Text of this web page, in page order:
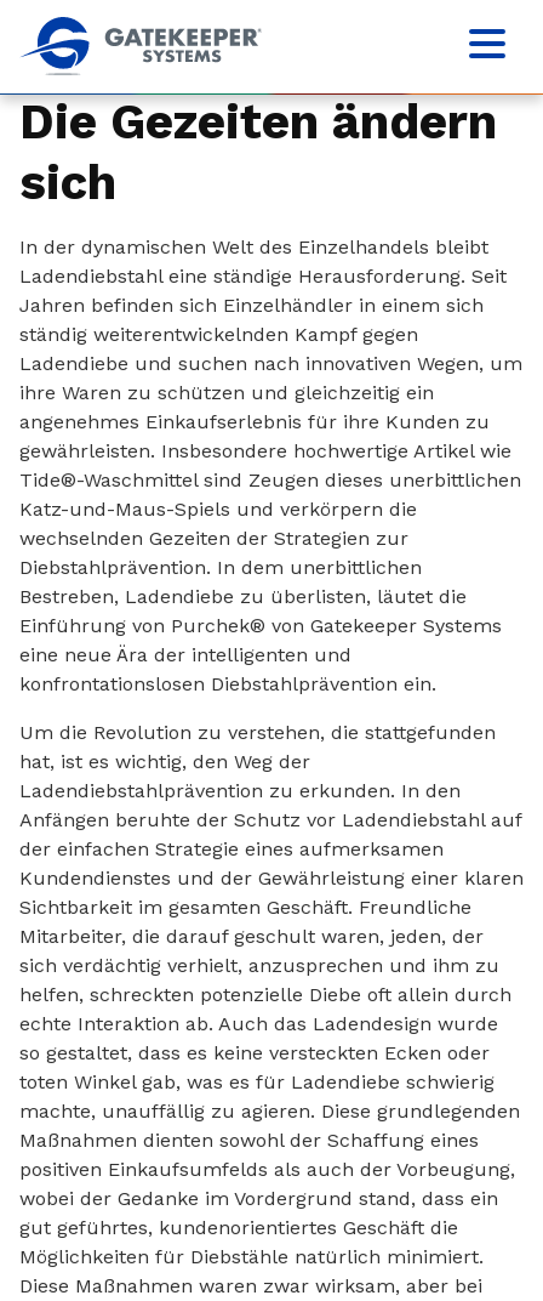
Die Gezeiten ändern
sich
In der dynamischen Welt des Einzelhandels bleibt
Ladendiebstahl eine ständige Herausforderung. Seit
Jahren befinden sich Einzelhändler in einem sich
ständig weiterentwickelnden Kampf gegen
Ladendiebe und suchen nach innovativen Wegen, um
ihre Waren zu schützen und gleichzeitig ein
angenehmes Einkaufserlebnis für ihre Kunden zu
gewährleisten. Insbesondere hochwertige Artikel wie
Tide®-Waschmittel sind Zeugen dieses unerbittlichen
Katz-und-Maus-Spiels und verkörpern die
wechselnden Gezeiten der Strategien zur
Diebstahlprävention. In dem unerbittlichen
Bestreben, Ladendiebe zu überlisten, läutet die
Einführung von Purchek® von Gatekeeper Systems
eine neue Ära der intelligenten und
konfrontationslosen Diebstahlprävention ein.
Um die Revolution zu verstehen, die stattgefunden
hat, ist es wichtig, den Weg der
Ladendiebstahlprävention zu erkunden. In den
Anfängen beruhte der Schutz vor Ladendiebstahl auf
der einfachen Strategie eines aufmerksamen
Kundendienstes und der Gewährleistung einer klaren
Sichtbarkeit im gesamten Geschäft. Freundliche
Mitarbeiter, die darauf geschult waren, jeden, der
sich verdächtig verhielt, anzusprechen und ihm zu
helfen, schreckten potenzielle Diebe oft allein durch
echte Interaktion ab. Auch das Ladendesign wurde
so gestaltet, dass es keine versteckten Ecken oder
toten Winkel gab, was es für Ladendiebe schwierig
machte, unauffällig zu agieren. Diese grundlegenden
Maßnahmen dienten sowohl der Schaffung eines
positiven Einkaufsumfelds als auch der Vorbeugung,
wobei der Gedanke im Vordergrund stand, dass ein
gut geführtes, kundenorientiertes Geschäft die
Möglichkeiten für Diebstähle natürlich minimiert.
Diese Maßnahmen waren zwar wirksam, aber bei